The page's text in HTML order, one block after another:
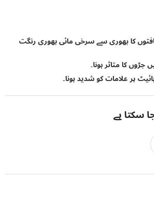
کا بھوری سے سرخی مائی بھوری رنگت
متاثر ہونا۔
ہے